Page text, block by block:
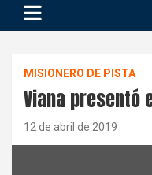
MISIONERO DE PISTA
Viana presentó
12 de abril de 2019